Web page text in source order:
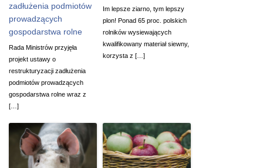
zadłużenia podmiotów
prowadzących
gospodarstwa rolne
Rada Ministrów przyjęła
projekt ustawy o
restrukturyzacji zadłużenia
podmiotów prowadzących
gospodarstwa rolne wraz z
[…]
Im lepsze ziarno, tym lepszy
plon! Ponad 65 proc. polskich
rolników wysiewających
kwalifikowany materiał siewny,
korzysta z […]